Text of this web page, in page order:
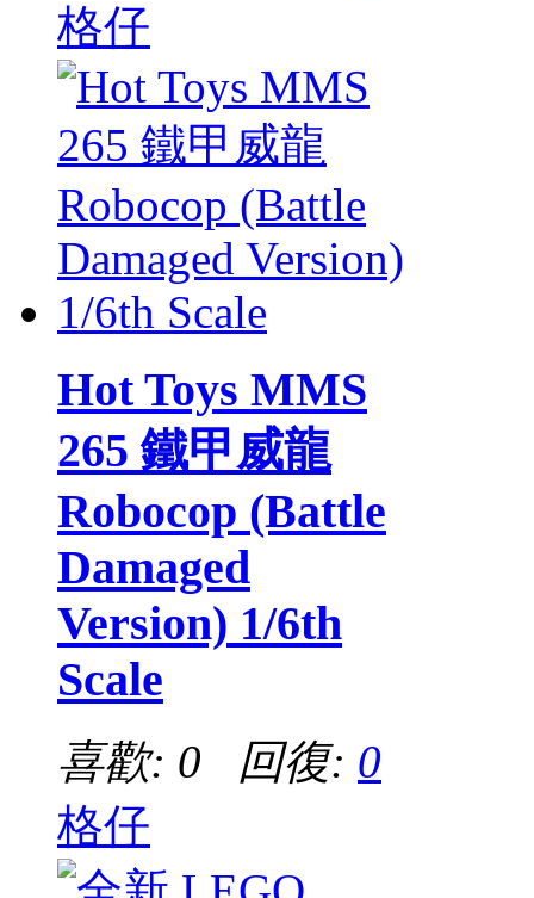
格仔
Hot Toys MMS
265 鐵甲威龍
Robocop (Battle
Damaged
Version) 1/6th
Scale
喜歡: 0 回復: 0
格仔